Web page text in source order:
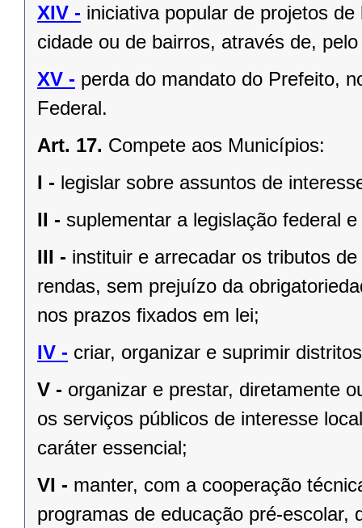
XIV - iniciativa popular de projetos
cidade ou de bairros, através de,
XV - perda do mandato do Prefeito,
Federal.
Art. 17. Compete aos Municípios:
I - legislar sobre assuntos de
II - suplementar a legislação federal
III - instituir e arrecadar os tributos
rendas, sem prejuízo da
nos prazos ﬁxados em lei;
IV - criar, organizar e suprimir
V - organizar e prestar, diretamente
os serviços públicos de interesse
caráter essencial;
VI - manter, com a cooperação
programas de educação pré-escolar,